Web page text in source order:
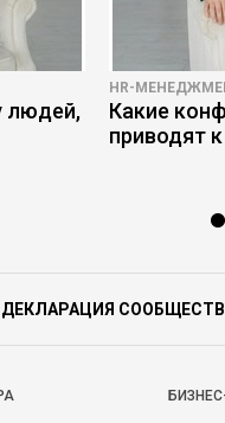
людей,
HR-
Какие
приводят
ДЕКЛАРАЦИЯ